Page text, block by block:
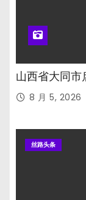
山西省大同市
8 月 5, 2026
丝路头条